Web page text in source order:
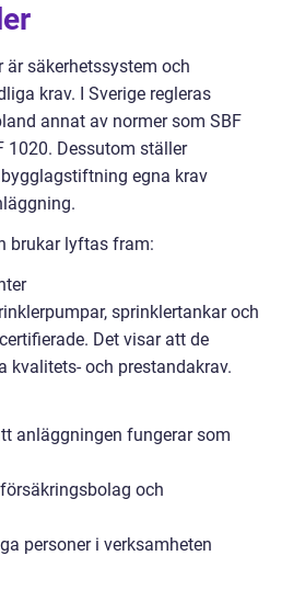
säkerhetssystem och
krav. I Sverige regleras
annat av normer som SBF
1020. Dessutom ställer
egna krav
brukar lyftas fram:
sprinklertankar och
Det visar att de
och prestandakrav.
anläggningen fungerar som
och
personer i verksamheten